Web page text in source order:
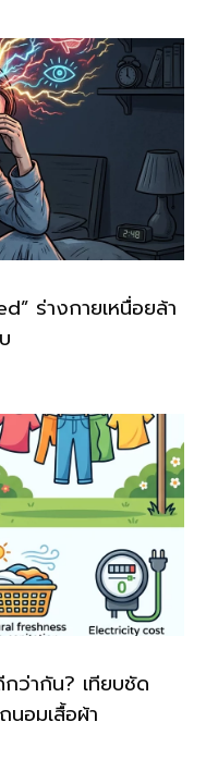
ร่างกายเหนื่อยล้า
ว่ากัน? เทียบชัด
นอมเสื้อผ้า